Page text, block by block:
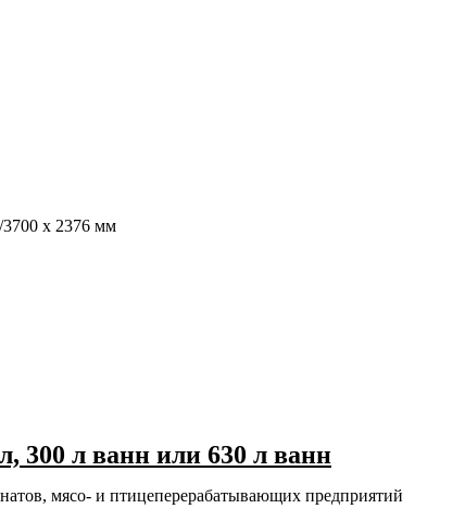
3700 x 2376 мм
300 л ванн или 630 л ванн